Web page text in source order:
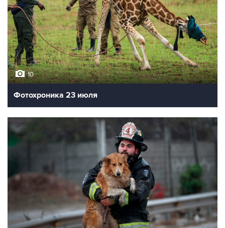
10
Фотохроника 23 июля